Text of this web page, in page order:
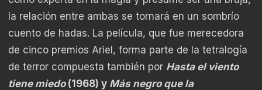
la relación entre ambas se tornará en un sombrío
cuento de hadas. La película, que fue merecedora
de cinco premios Ariel, forma parte de la tetralogía
de terror compuesta también por Hasta el viento
tiene miedo(1968) y Más negro que la